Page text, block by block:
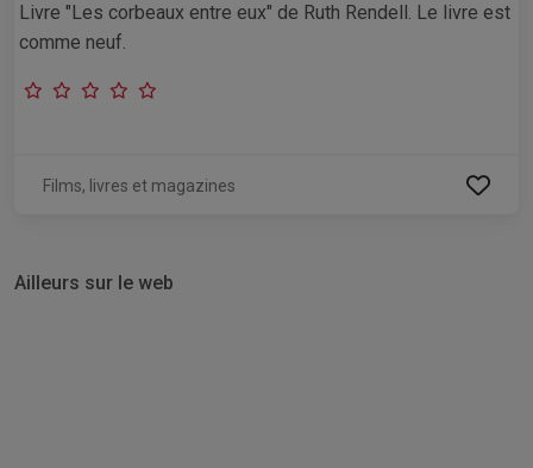
Livre "Les corbeaux entre eux" de Ruth Rendell. Le livre est
comme neuf.
Films, livres et magazines
Ailleurs sur le web